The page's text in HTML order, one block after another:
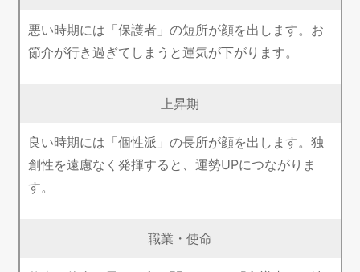
悪い時期には「保護者」の短所が顔を出します。お
節介が行き過ぎてしまうと運気が下がります。
上昇期
良い時期には「個性派」の長所が顔を出します。独
創性を遠慮なく発揮すると、運勢UPにつながりま
す。
職業・使命